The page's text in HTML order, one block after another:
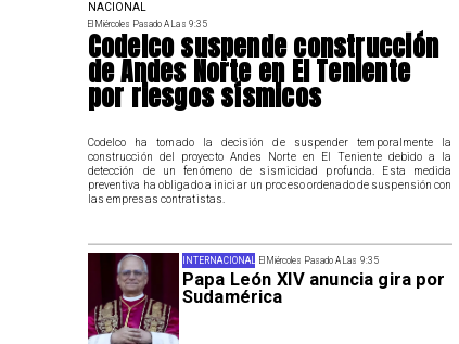
El Miércoles Pasado A Las 9:35
Papa León XIV anuncia gira por
Sudamérica
INTERNACIONAL
NACIONAL
El Miércoles Pasado A Las 9:35
Codelco suspende construcción
de Andes Norte en El Teniente
por riesgos sísmicos
Codelco ha tomado la decisión de suspender temporalmente la
construcción del proyecto Andes Norte en El Teniente debido a la
detección de un fenómeno de sismicidad profunda. Esta medida
preventiva ha obligado a iniciar un proceso ordenado de suspensión con
las empresas contratistas.